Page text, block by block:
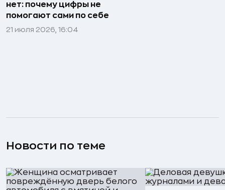
нет: почему цифры не
помогают сами по себе
21 июля 2026, 16:04
Новости по теме